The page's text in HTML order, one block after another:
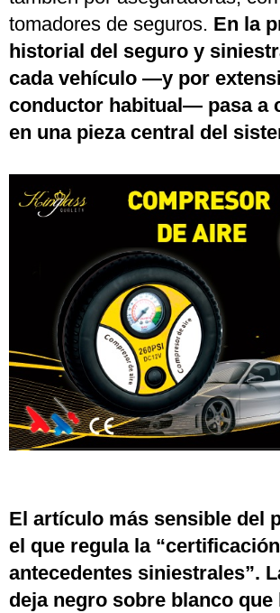
tomadores de seguros. En la
historial del seguro y
cada vehículo —y por
conductor habitual— pasa a
en una pieza central del
El artículo más sensible del
el que regula la
antecedentes siniestrales”.
deja negro sobre blanco que